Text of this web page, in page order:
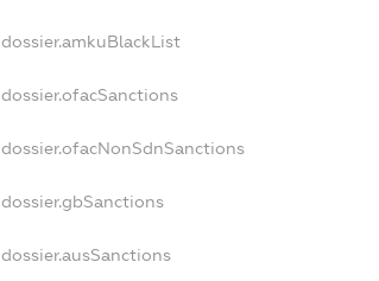
dossier.amkuBlackList
dossier.ofacSanctions
dossier.ofacNonSdnSanctions
dossier.gbSanctions
dossier.ausSanctions